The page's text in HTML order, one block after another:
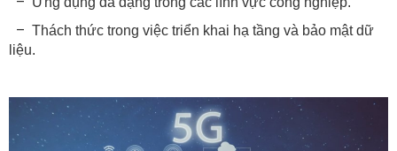
– Thách thức trong việc triển khai hạ tầng và bảo mật dữ
liệu.